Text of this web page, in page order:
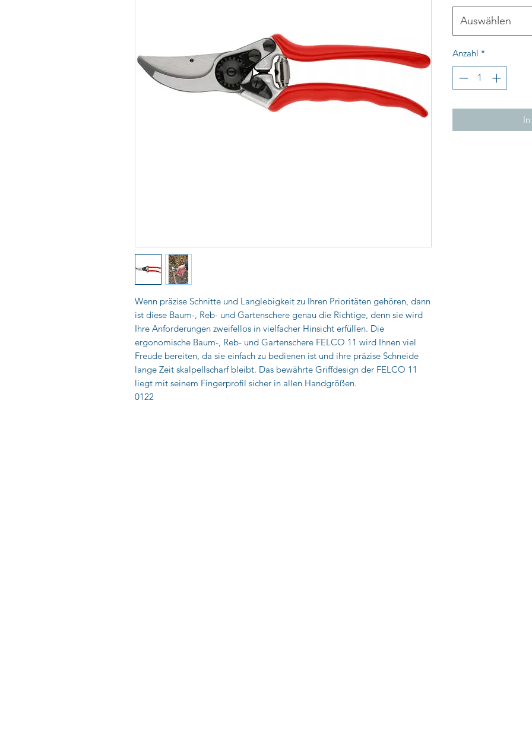
Wenn präzise Schnitte und Langlebigkeit zu Ihren Prioritäten gehören, dann
ist diese Baum-, Reb- und Gartenschere genau die Richtige, denn sie wird
Ihre Anforderungen zweifellos in vielfacher Hinsicht erfüllen. Die
ergonomische Baum-, Reb- und Gartenschere FELCO 11 wird Ihnen viel
Freude bereiten, da sie einfach zu bedienen ist und ihre präzise Schneide
lange Zeit skalpellscharf bleibt. Das bewährte Griffdesign der FELCO 11
liegt mit seinem Fingerprofil sicher in allen Handgrößen.
0122
Auswählen
Anzahl *